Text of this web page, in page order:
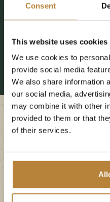
Consent
This website uses cookies
We use cookies to
provide social media
We also share information
our social media,
may combine it with other
provided to them or that
of their services.
ons vakantiepark met uw
Bekijk al onze
Wilt u graag
vakantiepark? Onze
perfect voor een